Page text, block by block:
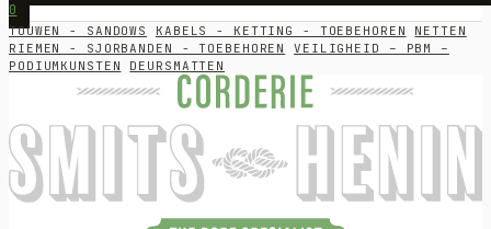
0
TOUWEN - SANDOWS KABELS - KETTING - TOEBEHOREN
NETTEN
RIEMEN - SJORBANDEN - TOEBEHOREN
VEILIGHEID – PBM –
PODIUMKUNSTEN
DEURSMATTEN